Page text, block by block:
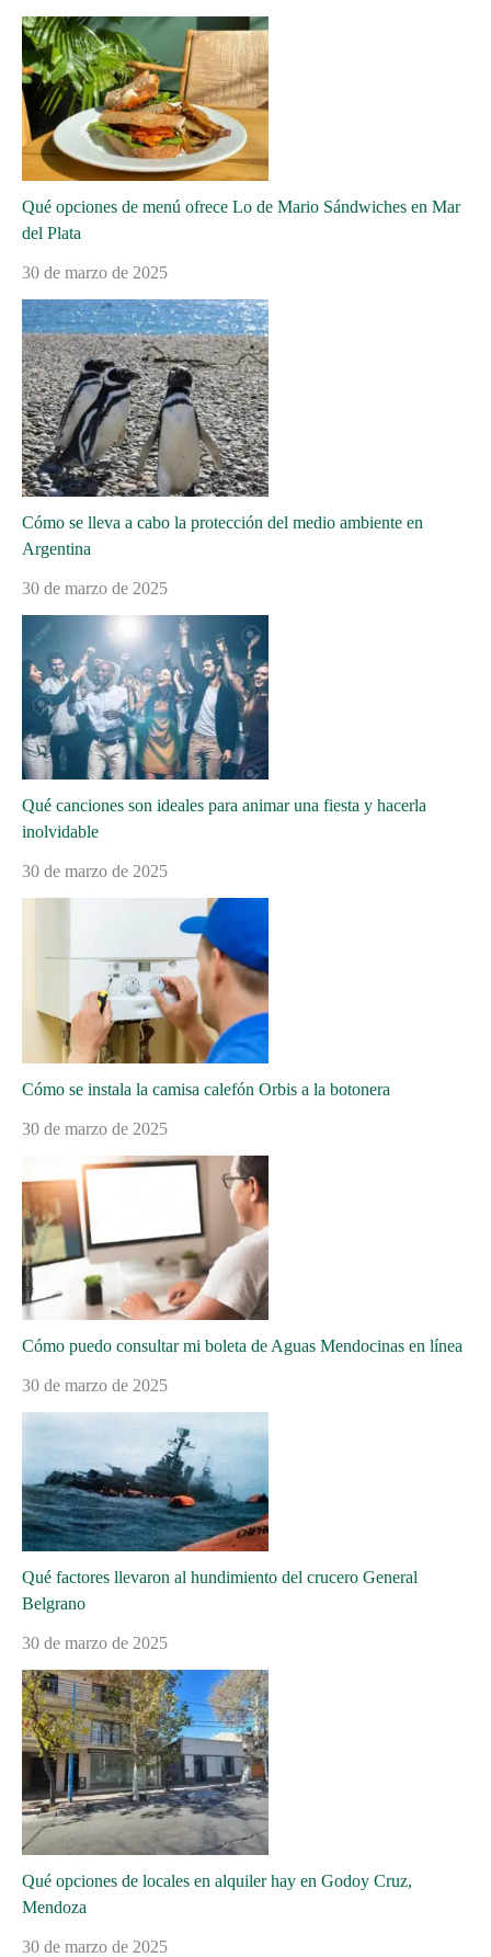
Qué opciones de menú ofrece Lo de Mario Sándwiches en Mar
del Plata
30 de marzo de 2025
Cómo se lleva a cabo la protección del medio ambiente en
Argentina
30 de marzo de 2025
Qué canciones son ideales para animar una fiesta y hacerla
inolvidable
30 de marzo de 2025
Cómo se instala la camisa calefón Orbis a la botonera
30 de marzo de 2025
Cómo puedo consultar mi boleta de Aguas Mendocinas en línea
30 de marzo de 2025
Qué factores llevaron al hundimiento del crucero General
Belgrano
30 de marzo de 2025
Qué opciones de locales en alquiler hay en Godoy Cruz,
Mendoza
30 de marzo de 2025